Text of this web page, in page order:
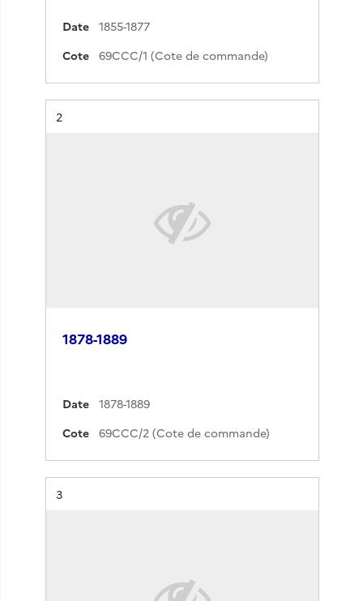
Date
1855-1877
Cote
69CCC/1 (Cote de commande)
Résultat n°
2
1878-1889
Date
1878-1889
Cote
69CCC/2 (Cote de commande)
Résultat n°
3